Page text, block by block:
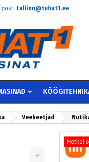
post: tallinn@tuhat1.ee
Veekeetjad
Hetkel